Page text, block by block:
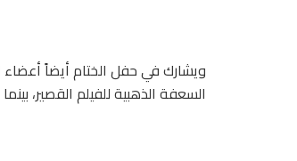
ويشارك في حفل الختام أيضاً أعضاء
السعفة الذهبية للفيلم القصير،